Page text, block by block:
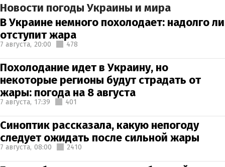
Новости погоды Украины и мира
В Украине немного похолодает: надолго ли
отступит жара
7 августа, 20:00 478
Похолодание идет в Украину, но
некоторые регионы будут страдать от
жары: погода на 8 августа
7 августа, 17:39 401
Синоптик рассказала, какую непогоду
следует ожидать после сильной жары
7 августа, 08:00 2410